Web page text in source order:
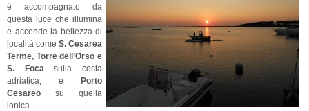
è accompagnato da
questa luce che illumina
e accende la bellezza di
località come S. Cesarea
Terme, Torre dell’Orso e
S. Foca sulla costa
adriatica, e Porto
Cesareo su quella
ionica.